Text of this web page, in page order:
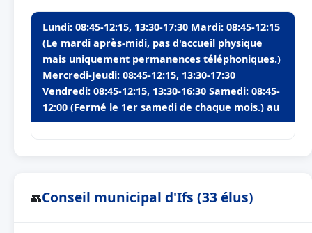
Lundi: 08:45-12:15, 13:30-17:30 Mardi: 08:45-12:15
(Le mardi après-midi, pas d'accueil physique
mais uniquement permanences téléphoniques.)
Mercredi-Jeudi: 08:45-12:15, 13:30-17:30
Vendredi: 08:45-12:15, 13:30-16:30 Samedi: 08:45-
12:00 (Fermé le 1er samedi de chaque mois.) au
👥Conseil municipal d'Ifs (33 élus)